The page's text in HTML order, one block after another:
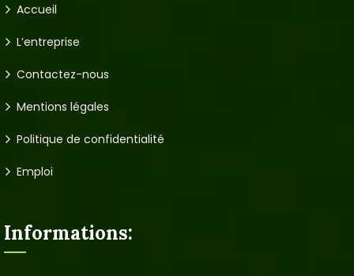
Accueil
L’entreprise
Contactez-nous
Mentions légales
Politique de confidentialité
Emploi
Informations: